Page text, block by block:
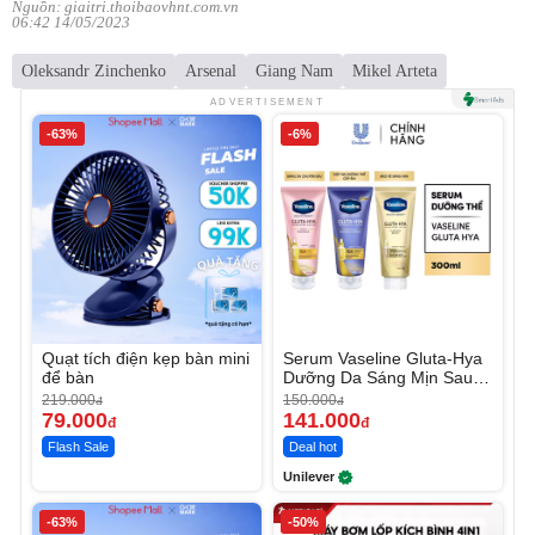
Nguồn: giaitri.thoibaovhnt.com.vn
06:42 14/05/2023
Oleksandr Zinchenko Arsenal Giang Nam Mikel Arteta
ADVERTISEMENT
-63%
Quạt tích điện kẹp bàn mini
để bàn
219.000đ
79.000đ
Flash Sale
-6%
Serum Vaseline Gluta-Hya
Dưỡng Da Sáng Mịn Sau 7
Ngày
150.000đ
141.000đ
Deal hot
Unilever
-63% -50%